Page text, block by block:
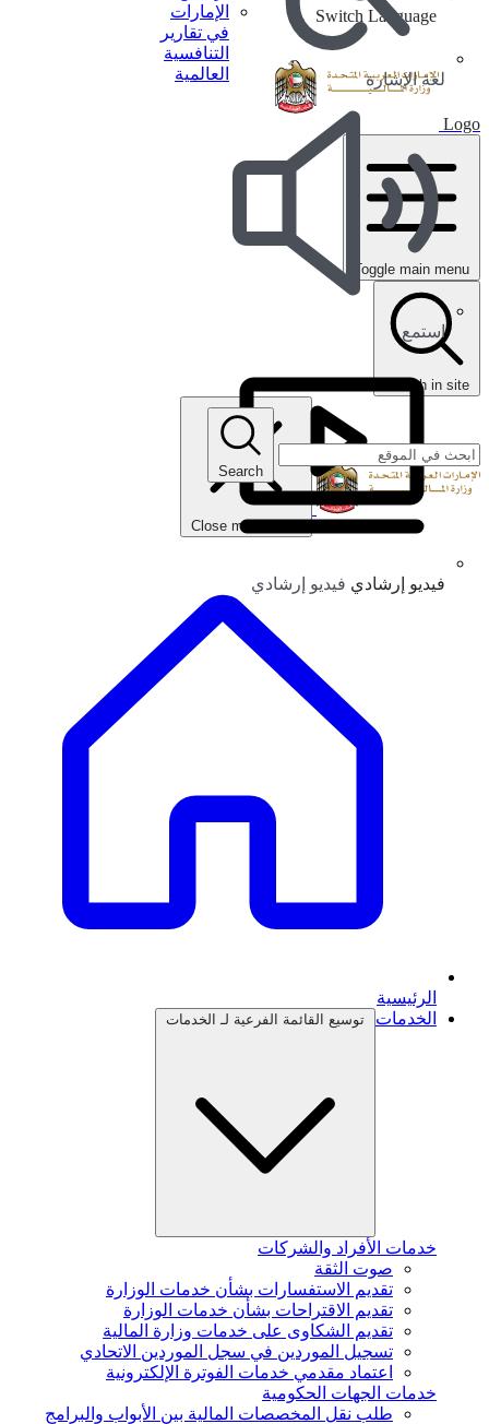
الإمارات
في تقارير
التنافسية
العالمية
لغة الإشارة
استمع
فيديو إرشادي فيديو إرشادي
Switch Language
Logo
Toggle main menu
search in site
Close main menu
Search
الرئيسية
الخدمات
توسيع القائمة الفرعية لـ الخدمات
خدمات الأفراد والشركات
صوت الثقة
تقديم الاستفسارات بشأن خدمات الوزارة
تقديم الاقتراحات بشأن خدمات الوزارة
تقديم الشكاوى على خدمات وزارة المالية
تسجيل الموردين في سجل الموردين الاتحادي
اعتماد مقدمي خدمات الفوترة الإلكترونية
خدمات الجهات الحكومية
طلب نقل المخصصات المالية بين الأبواب والبرامج